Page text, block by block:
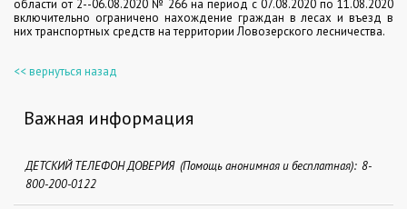
области от 2--06.08.2020 № 266 на период с 07.08.2020 по 11.08.2020
включительно ограничено нахождение граждан в лесах и въезд в
них транспортных средств на территории Ловозерского лесничества.
<< вернуться назад
Важная информация
ДЕТСКИЙ ТЕЛЕФОН ДОВЕРИЯ (Помощь анонимная и бесплатная): 8-
800-200-0122